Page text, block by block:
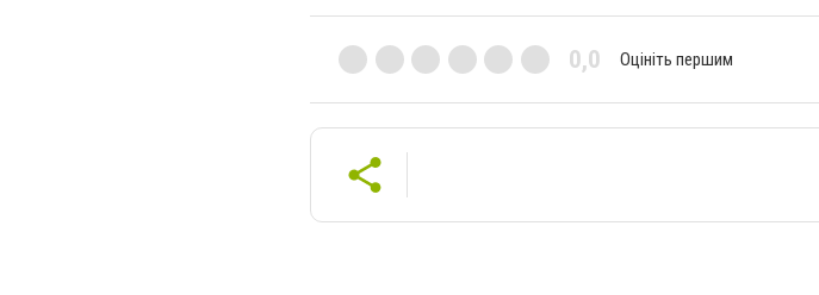
0,0 Оцініть першим